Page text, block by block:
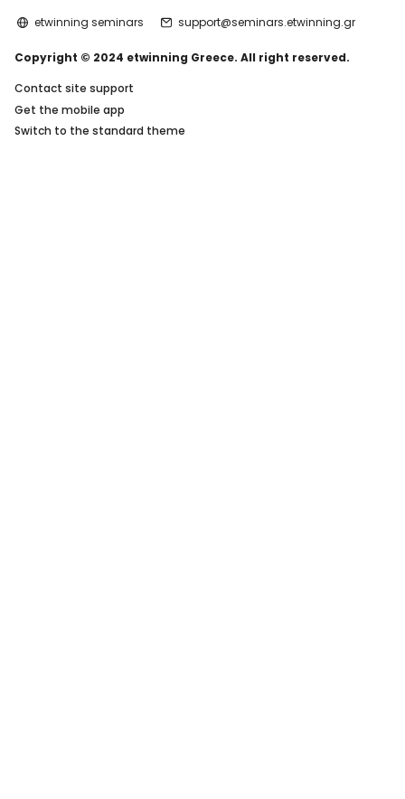
etwinning seminars support@seminars.etwinning.gr
Copyright © 2024 etwinning Greece. All right reserved.
Contact site support
Get the mobile app
Switch to the standard theme